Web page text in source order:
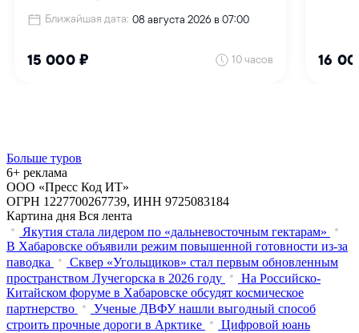
Больше туров
6+ реклама
ООО «Пресс Код ИТ»
ОГРН 1227700267739, ИНН 9725083184
Картина дня Вся лента
Якутия стала лидером по «дальневосточным гектарам»
В Хабаровске объявили режим повышенной готовности из‑за
паводка
Сквер «Угольщиков» стал первым обновленным
пространством Лучегорска в 2026 году
На Российско-
Китайском форуме в Хабаровске обсудят космическое
партнерство
Ученые ДВФУ нашли выгодный способ
строить прочные дороги в Арктике
Цифровой юань